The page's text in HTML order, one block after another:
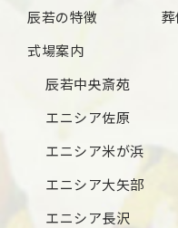
辰若の特徴
式場案内
辰若中央斎苑
エニシア佐原
エニシア米が浜
エニシア大矢部
エニシア長沢